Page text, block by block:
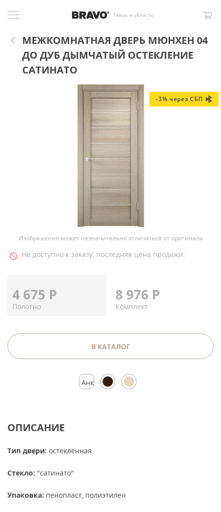
Тверь и область
МЕЖКОМНАТНАЯ ДВЕРЬ МЮНХЕН 04
ДО ДУБ ДЫМЧАТЫЙ ОСТЕКЛЕНИЕ
САТИНАТО
-3% через СБП
Изображение может незначительно отличаться от оригинала
Не доступно к заказу, последняя цена продажи:
4 675 Р
Полотно
8 976 Р
Комплект
В КАТАЛОГ
Анкор
ОПИСАНИЕ
Тип двери: остекленная
Стекло: "сатинато"
Упаковка: пенопласт, полиэтилен